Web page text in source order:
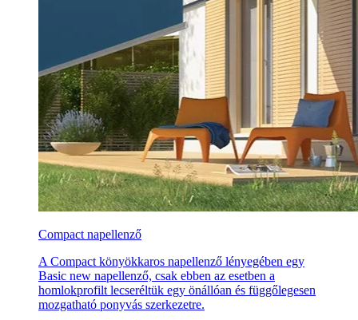
Compact napellenző
A Compact könyökkaros napellenző lényegében egy
Basic new napellenző, csak ebben az esetben a
homlokprofilt lecseréltük egy önállóan és függőlegesen
mozgatható ponyvás szerkezetre.